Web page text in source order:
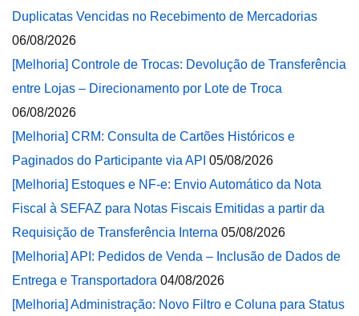
Duplicatas Vencidas no Recebimento de Mercadorias
06/08/2026
[Melhoria] Controle de Trocas: Devolução de Transferência
entre Lojas – Direcionamento por Lote de Troca
06/08/2026
[Melhoria] CRM: Consulta de Cartões Históricos e
Paginados do Participante via API 05/08/2026
[Melhoria] Estoques e NF-e: Envio Automático da Nota
Fiscal à SEFAZ para Notas Fiscais Emitidas a partir da
Requisição de Transferência Interna 05/08/2026
[Melhoria] API: Pedidos de Venda – Inclusão de Dados de
Entrega e Transportadora 04/08/2026
[Melhoria] Administração: Novo Filtro e Coluna para Status